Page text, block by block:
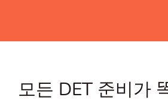
모든 DET 준비가